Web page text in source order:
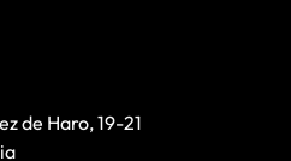
de Haro, 19-21